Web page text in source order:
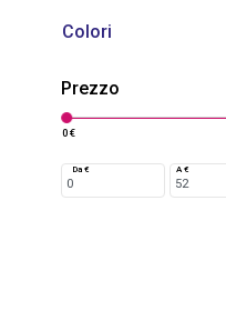
Colori
Prezzo
0 €
Da € A €